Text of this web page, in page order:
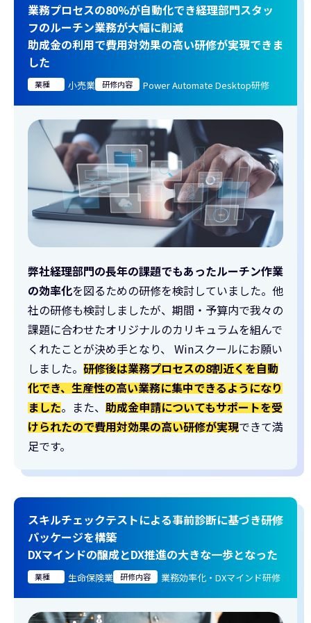
業務プロセスの80%が自動化でき経理部門スタッ
フのルーチン業務が大幅に削減
助成金の利用で費用対効果の高い研修が実現できま
した
業種 小売業 研修内容 Power Automate Desktop研修
弊社経理部門の長年の課題でもあったルーチン作業
の効率化を図るための研修を検討していました。他
社の研修も検討しましたが、期間・予算内で我々の
課題に合わせたオリジナルのカリキュラムを組んで
くれたことが決め手となり、 Winスクールにお願い
しました。 研修後は業務プロセスの8割近くを自動
化でき、生産性の高い業務に集中できるようになり
ました。また、 助成金申請についてもサポートを受
けられたので費用対効果の高い研修が実現できて満
足です。
スキルチェックテストによる事前診断に基づき研修
パッケージを構築
DXマインドの醸成とDX推進の大きな一歩となった
業種 生命保険業 研修内容 業務効率化・DXマインド研修